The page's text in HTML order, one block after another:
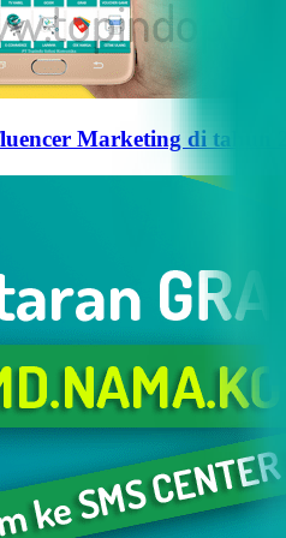
Marketing di tahun